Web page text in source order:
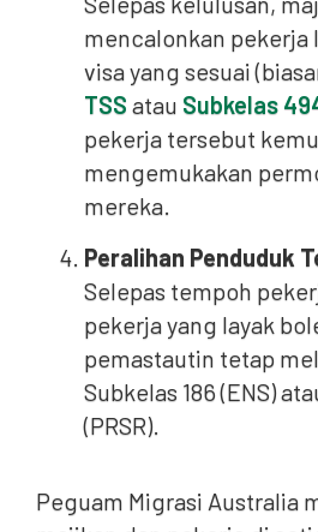
mencalonkan pekerja
visa yang sesuai
TSS atau Subkelas
pekerja tersebut
mengemukakan
mereka.
Peralihan Penduduk
Selepas tempoh
pekerja yang layak
pemastautin tetap
Subkelas 186 (ENS)
(PRSR).
Peguam Migrasi Australia